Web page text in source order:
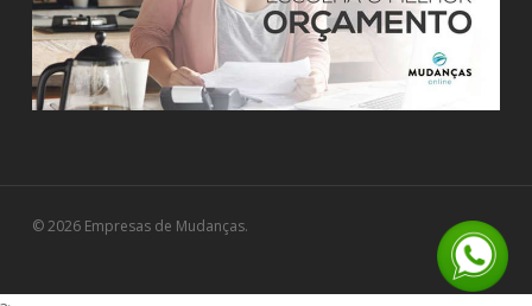
© 2026 Empresas de Mudanças.